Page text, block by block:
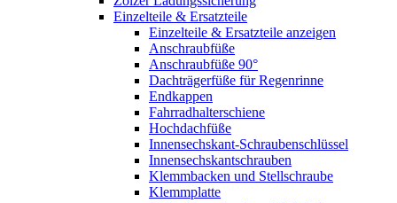
Einzelteile & Ersatzteile
Einzelteile & Ersatzteile anzeigen
Anschraubfüße
Anschraubfüße 90°
Dachträgerfüße für Regenrinne
Endkappen
Fahrradhalterschiene
Hochdachfüße
Innensechskant-Schraubenschlüssel
Innensechskantschrauben
Klemmbacken und Stellschraube
Klemmplatte